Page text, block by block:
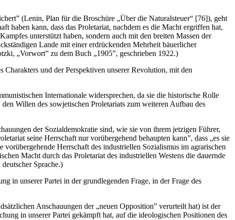
(Lenin, Plan für die Broschüre „Über die Naturalsteuer“ [76]), geht
haben kann, dass das Proletariat, nachdem es die Macht ergriffen hat,
unterstützt haben, sondern auch mit den breiten Massen der
Lande mit einer erdrückenden Mehrheit bäuerlicher
„Vorwort” zu dem Buch „1905”, geschrieben 1922.)
Charakters und der Perspektiven unserer Revolution, mit den
Internationale widersprechen, da sie die historische Rolle
Willen des sowjetischen Proletariats zum weiteren Aufbau des
der Sozialdemokratie sind, wie sie von ihrem jetzigen Führer,
seine Herrschaft nur vorübergehend behaupten kann”, dass „es sie
Herrschaft des industriellen Sozialismus im agrarischen
Macht durch das Proletariat des industriellen Westens die dauernde
Sprache.)
in unserer Partei in der grundlegenden Frage, in der Frage des
Anschauungen der „neuen Opposition” verurteilt hat) ist der
in unserer Partei gekämpft hat, auf die ideologischen Positionen des